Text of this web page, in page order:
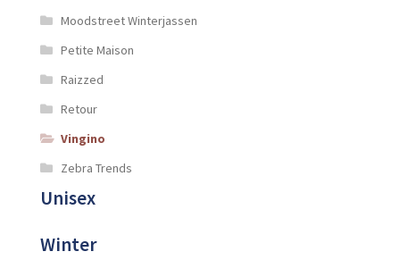
Moodstreet Winterjassen
Petite Maison
Raizzed
Retour
Vingino
Zebra Trends
Unisex
Winter